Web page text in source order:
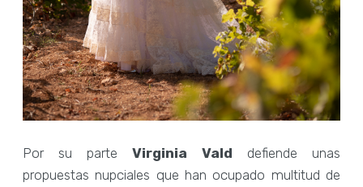
Por su parte Virginia Vald defiende unas
propuestas nupciales que han ocupado multitud de